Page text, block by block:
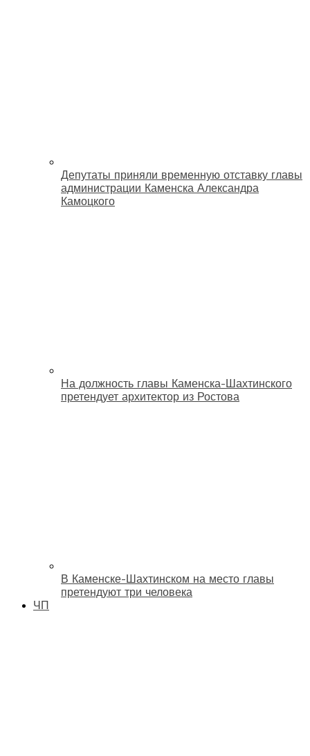
Депутаты приняли временную отставку главы
администрации Каменска Александра
Камоцкого
На должность главы Каменска-Шахтинского
претендует архитектор из Ростова
В Каменске-Шахтинском на место главы
претендуют три человека
ЧП